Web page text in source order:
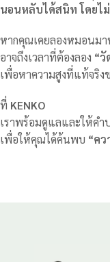
นอนหลับได้สนิท โดยไม่
หากคุณเคยลองหมอนมา
อาจถึงเวลาที่ต้องลอง “วั
เพื่อหาความสูงที่แท้จริง
ที่ KENKO
เราพร้อมดูแลและให้คำ
เพื่อให้คุณได้ค้นพบ “ค